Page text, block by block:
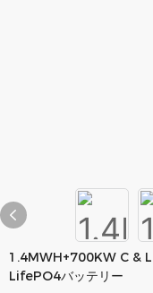
1.4MWH+700KW C & L
LifePO4バッテリー